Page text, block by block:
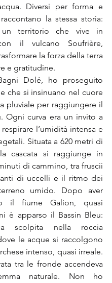
Diversi per forma e
la stessa storia:
territorio che vive in
il vulcano Soufrière,
la forza della terra
e gratitudine.
Dolé, ho proseguito
che si insinuano nel cuore
pluviale per raggiungere il
Ogni curva era un invito a
l’umidità intensa e
Situata a 620 metri di
cascata si raggiunge in
di cammino, tra fruscii
di uccelli e il ritmo dei
umido. Dopo aver
il fiume Galion, quasi
è apparso il Bassin Bleu:
scolpita nella roccia
le acque si raccolgono
intenso, quasi irreale.
tra le fronde accendeva
naturale. Non ho